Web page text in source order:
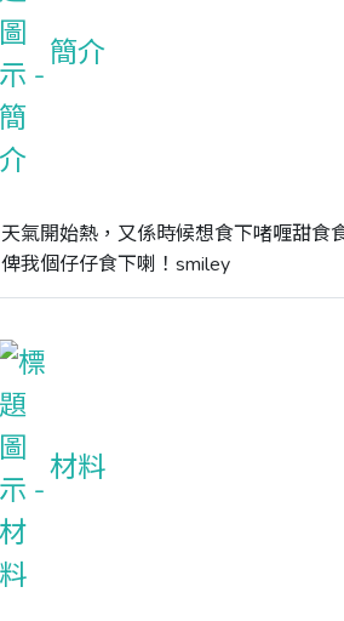
簡介
天氣開始熱，又係時候想食下啫喱甜食
俾我個仔仔食下喇！smiley
材料